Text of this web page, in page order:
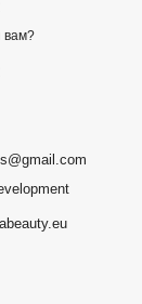
вам?